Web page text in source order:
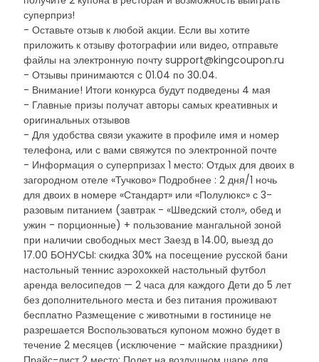
суперприз!
- Оставьте отзыв к любой акции. Если вы хотите
приложить к отзыву фотографии или видео, отправьте
файлы на электронную почту support@kingcoupon.ru
- Отзывы принимаются с 01.04 по 30.04.
- Внимание! Итоги конкурса будут подведены 4 мая
- Главные призы получат авторы самых креативных и
оригинальных отзывов
- Для удобства связи укажите в профиле имя и номер
телефона, или с вами свяжутся по электронной почте
- Информация о суперпризах 1 место: Отдых для двоих в
загородном отеле «Тучково» Подробнее : 2 дня/1 ночь
для двоих в номере «Стандарт» или «Полулюкс» с 3-
разовым питанием (завтрак - «Шведский стол», обед и
ужин - порционные) + пользование мангальной зоной
при наличии свободных мест Заезд в 14.00, выезд до
17.00 БОНУСЫ: скидка 30% на посещение русской бани
настольный теннис аэрохоккей настольный футбол
аренда велосипедов — 2 часа для каждого Дети до 5 лет
без дополнительного места и без питания проживают
бесплатно Размещение с животными в гостинице не
разрешается Воспользоваться купоном можно будет в
течение 2 месяцев (исключение - майские праздники)